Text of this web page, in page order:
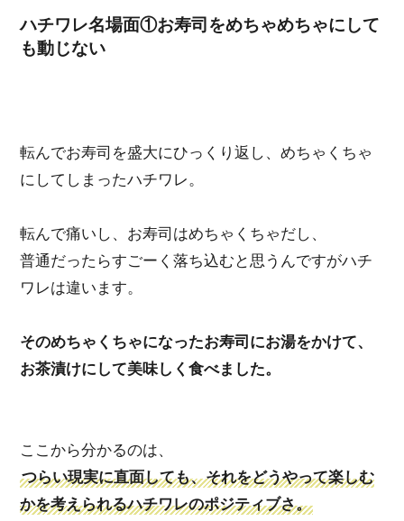
ハチワレ名場面①お寿司をめちゃめちゃにして
も動じない
転んでお寿司を盛大にひっくり返し、めちゃくちゃ
にしてしまったハチワレ。
転んで痛いし、お寿司はめちゃくちゃだし、
普通だったらすごーく落ち込むと思うんですがハチ
ワレは違います。
そのめちゃくちゃになったお寿司にお湯をかけて、
お茶漬けにして美味しく食べました。
ここから分かるのは、
つらい現実に直面しても、それをどうやって楽しむ
かを考えられるハチワレのポジティブさ。